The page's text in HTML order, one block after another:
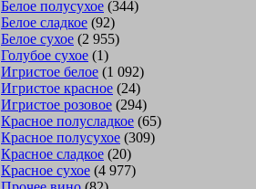
Белое полусухое (344)
Белое сладкое (92)
Белое сухое (2 955)
Голубое сухое (1)
Игристое белое (1 092)
Игристое красное (24)
Игристое розовое (294)
Красное полусладкое (65)
Красное полусухое (309)
Красное сладкое (20)
Красное сухое (4 977)